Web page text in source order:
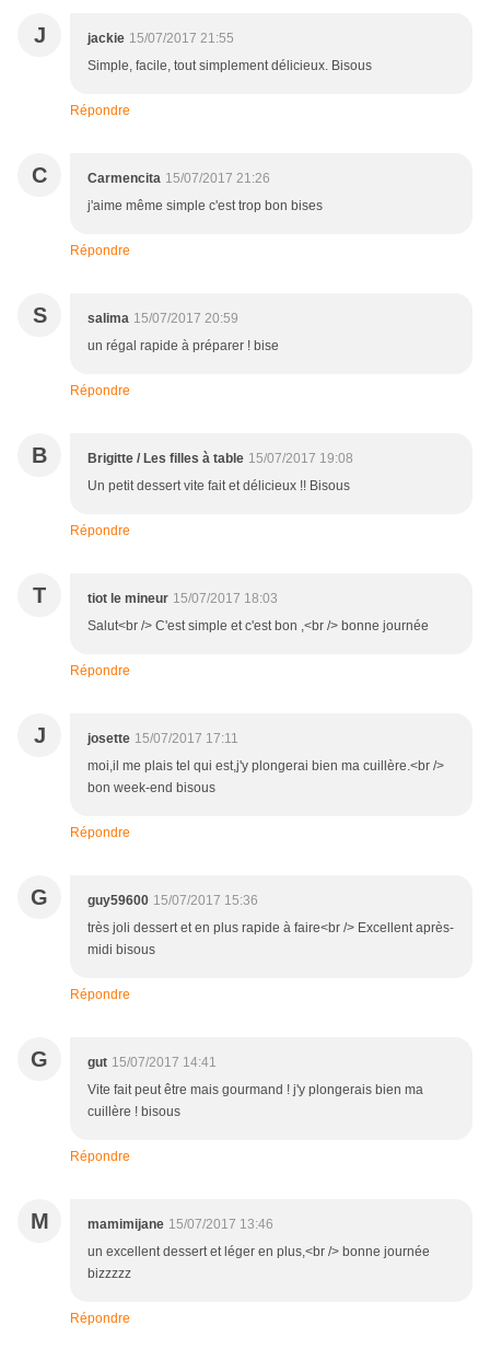
J jackie 15/07/2017 21:55
Simple, facile, tout simplement délicieux. Bisous
Répondre
C Carmencita 15/07/2017 21:26
j'aime même simple c'est trop bon bises
Répondre
S salima 15/07/2017 20:59
un régal rapide à préparer ! bise
Répondre
B Brigitte / Les filles à table 15/07/2017 19:08
Un petit dessert vite fait et délicieux !! Bisous
Répondre
T tiot le mineur 15/07/2017 18:03
Salut<br /> C'est simple et c'est bon ,<br /> bonne journée
Répondre
J josette 15/07/2017 17:11
moi,il me plais tel qui est,j'y plongerai bien ma cuillère.<br />
bon week-end bisous
Répondre
G guy59600 15/07/2017 15:36
très joli dessert et en plus rapide à faire<br /> Excellent après-
midi bisous
Répondre
G gut 15/07/2017 14:41
Vite fait peut être mais gourmand ! j'y plongerais bien ma
cuillère ! bisous
Répondre
M mamimijane 15/07/2017 13:46
un excellent dessert et léger en plus,<br /> bonne journée
bizzzzz
Répondre